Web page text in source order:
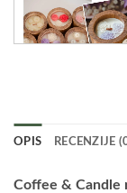
OPIS RECENZIJE
Coffee & Candle